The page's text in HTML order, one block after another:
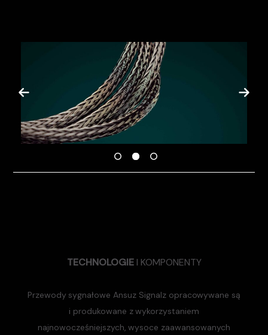
TECHNOLOGIE I KOMPONENTY
Przewody sygnałowe Ansuz Signalz opracowywane są
i produkowane z wykorzystaniem
najnowocześniejszych, wysoce zaawansowanych